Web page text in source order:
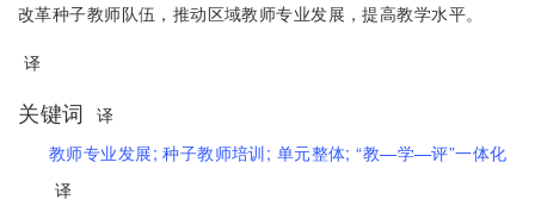
改革种子教师队伍，推动区域教师专业发展，提高教学水平。
译
关键词
译
教师专业发展;种子教师培训; 单元整体;“教—学—评”一体化
译